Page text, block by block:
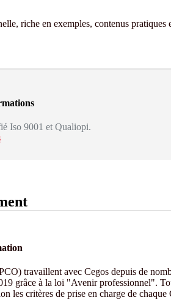
riche en exemples, contenus pratiques
Iso 9001 et Qualiopi.
travaillent avec Cegos depuis de
grâce à la loi "Avenir professionnel".
les critères de prise en charge de chaque